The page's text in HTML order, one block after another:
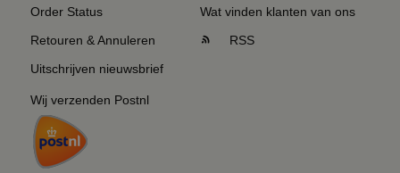
Order Status
Retouren & Annuleren
Uitschrijven nieuwsbrief
Wij verzenden Postnl
Wat vinden klanten van ons
RSS